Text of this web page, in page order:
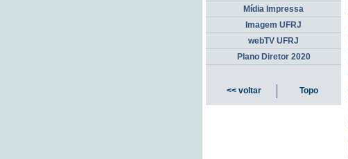
Mídia Impressa
Imagem UFRJ
webTV UFRJ
Plano Diretor 2020
<< voltar Topo